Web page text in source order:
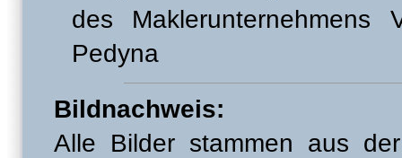
des Maklerunternehmens
Pedyna
Bildnachweis:
Alle Bilder stammen aus